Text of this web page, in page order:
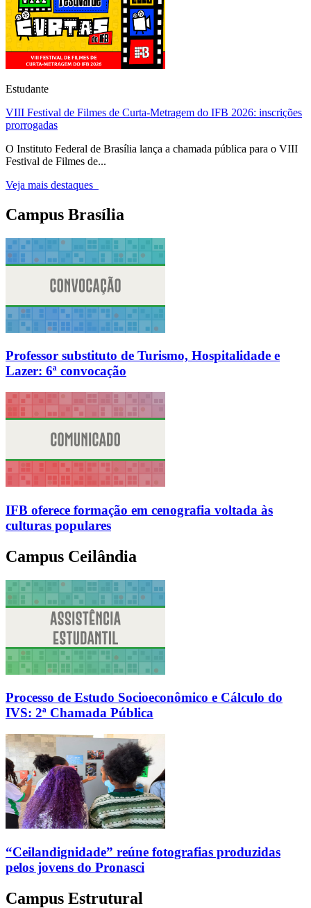
Estudante
VIII Festival de Filmes de Curta-Metragem do IFB 2026: inscrições
prorrogadas
O Instituto Federal de Brasília lança a chamada pública para o VIII
Festival de Filmes de...
Veja mais destaques
Campus Brasília
Professor substituto de Turismo, Hospitalidade e
Lazer: 6ª convocação
IFB oferece formação em cenografia voltada às
culturas populares
Campus Ceilândia
Processo de Estudo Socioeconômico e Cálculo do
IVS: 2ª Chamada Pública
“Ceilandignidade” reúne fotografias produzidas
pelos jovens do Pronasci
Campus Estrutural